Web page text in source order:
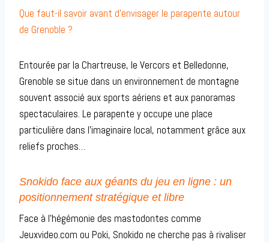
Que faut-il savoir avant d’envisager le parapente autour
de Grenoble ?
Entourée par la Chartreuse, le Vercors et Belledonne,
Grenoble se situe dans un environnement de montagne
souvent associé aux sports aériens et aux panoramas
spectaculaires. Le parapente y occupe une place
particulière dans l’imaginaire local, notamment grâce aux
reliefs proches…
Snokido face aux géants du jeu en ligne : un
positionnement stratégique et libre
Face à l’hégémonie des mastodontes comme
Jeuxvideo.com ou Poki, Snokido ne cherche pas à rivaliser